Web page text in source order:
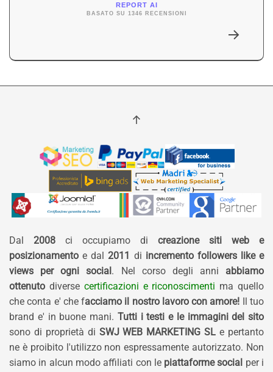
REPORT AI
BASATO SU 1346 RECENSIONI
Dal 2008 ci occupiamo di creazione siti web e
posizionamento e dal 2011 di incremento followers like e
views per ogni social. Nel corso degli anni abbiamo
ottenuto diverse certificazioni e riconoscimenti ma quello
che conta e' che facciamo il nostro lavoro con amore! Il tuo
brand e' in buone mani. Tutti i testi e le immagini del sito
sono di proprietà di SWJ WEB MARKETING SL e pertanto
ne è proibito l'utilizzo non espressamente autorizzato. Non
siamo in alcun modo affiliati con le piattaforme social per i